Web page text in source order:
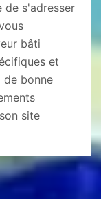
de s'adresser
bâti
et
de bonne
site